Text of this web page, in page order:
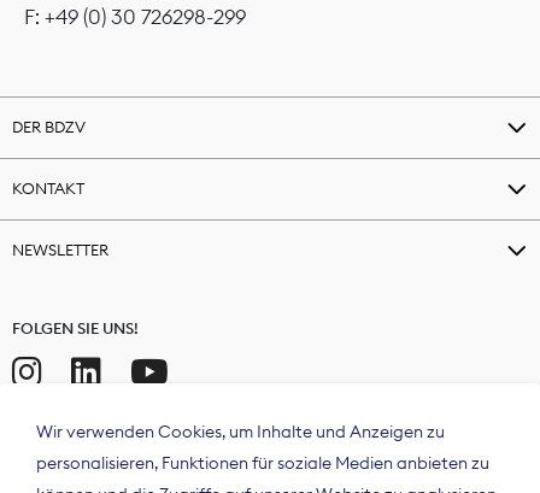
F: +49 (0) 30 726298-299
DER BDZV
KONTAKT
NEWSLETTER
FOLGEN SIE UNS!
Wir verwenden Cookies, um Inhalte und Anzeigen zu
personalisieren, Funktionen für soziale Medien anbieten zu